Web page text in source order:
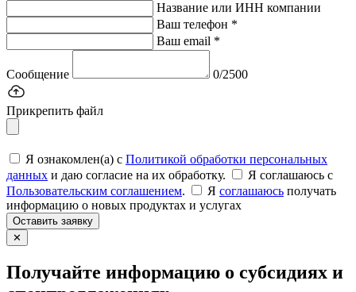
Название или ИНН компании
Ваш телефон *
Ваш email *
Сообщение 0/2500
Прикрепить файл
Я ознакомлен(а) с Политикой обработки персональных
данных и даю согласие на их обработку.
Я соглашаюсь c
Пользовательским соглашением. Я соглашаюсь получать
информацию о новых продуктах и услугах
Оставить заявку
✕
Получайте информацию о субсидиях и